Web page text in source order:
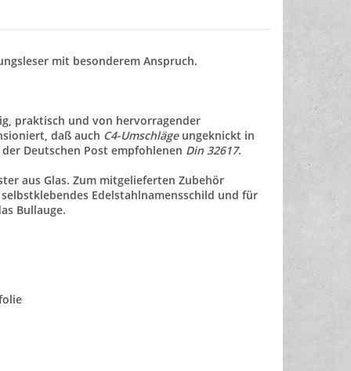
mit besonderem Anspruch.
praktisch und von hervorragender
daß auch C4-Umschlägeungeknickt in
Deutschen Post empfohlenen Din 32617.
aus Glas. Zum mitgelieferten Zubehör
Edelstahlnamensschild und für
Bullauge.